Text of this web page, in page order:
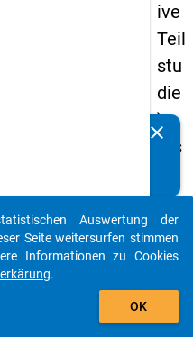
ive
Teil
stu
die
) -
ers
We
lle
66
clear
auto_stories
add_shopping_cart
Auswertung der
Seite weitersurfen stimmen
Informationen zu Cookies
.
OK